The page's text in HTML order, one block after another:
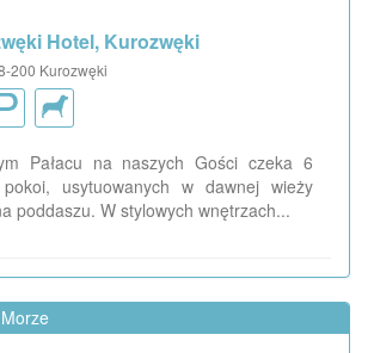
Hotel, Kurozwęki
200 Kurozwęki
Pałacu na naszych Gości czeka 6
pokoi, usytuowanych w dawnej wieży
poddaszu. W stylowych wnętrzach...